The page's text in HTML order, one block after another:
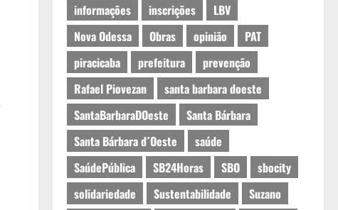
informações
inscrições
LBV
Nova Odessa
Obras opinião
PAT
piracicaba
prefeitura
prevenção
Rafael Piovezan
santa barbara doeste
SantaBarbaraDOeste
Santa Bárbara
Santa Bárbara d´Oeste
saúde
SaúdePública
SB24Horas SBO
sbocity
solidariedade
Sustentabilidade
Suzano